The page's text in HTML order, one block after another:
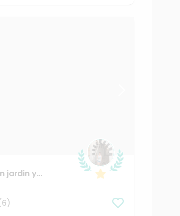
jardin y
6)